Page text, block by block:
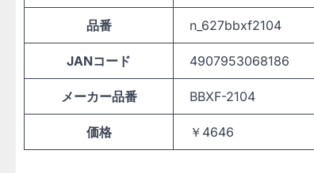
品番 n_627bbxf2104
JANコード 4907953068186
メーカー品番 BBXF-2104
価格 ￥4646